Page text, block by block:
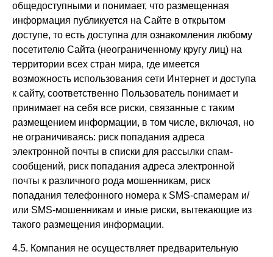
общедоступными и понимает, что размещенная
информация публикуется на Сайте в открытом
доступе, то есть доступна для ознакомления любому
посетителю Сайта (неограниченному кругу лиц) на
территории всех стран мира, где имеется
возможность использования сети Интернет и доступа
к сайту, соответственно Пользователь понимает и
принимает на себя все риски, связанные с таким
размещением информации, в том числе, включая, но
не ограничиваясь: риск попадания адреса
электронной почты в списки для рассылки спам-
сообщений, риск попадания адреса электронной
почты к различного рода мошенникам, риск
попадания телефонного номера к SMS-спамерам и/
или SMS-мошенникам и иные риски, вытекающие из
такого размещения информации.
4.5. Компания не осуществляет предварительную